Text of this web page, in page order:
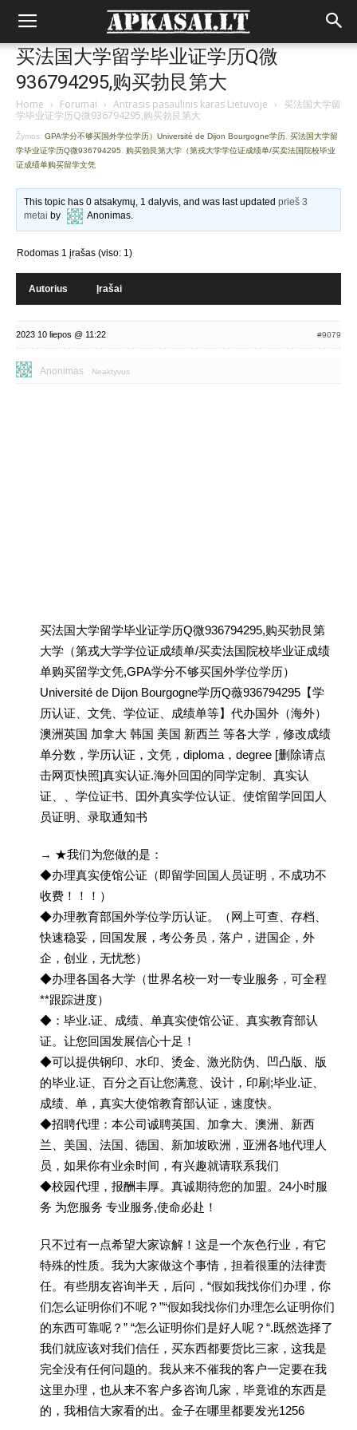
买法国大学留学毕业证学历Q微
936794295,购买勃艮第大
Home › Forumai › Antrasis pasaulinis karas Lietuvoje › 买法国大学留
学毕业证学历Q微936794295,购买勃艮第大
Žymos: GPA学分不够买国外学位学历）Université de Dijon Bourgogne学历 买法国大学留
学毕业证学历Q微936794295
购买勃艮第大学（第戎大学学位证成绩单/买卖法国院校毕业
证成绩单购买留学文凭
This topic has 0 atsakymų, 1 dalyvis, and was last updatedprieš 3
metai by Anonimas.
Rodomas 1 įrašas (viso: 1)
Autorius Įrašai
2023 10 liepos @ 11:22 #9079
Anonimas Neaktyvus
买法国大学留学毕业证学历Q微936794295,购买勃艮第
大学（第戎大学学位证成绩单/买卖法国院校毕业证成绩
单购买留学文凭,GPA学分不够买国外学位学历）
Université de Dijon Bourgogne学历Q薇936794295【学
历认证、文凭、学位证、成绩单等】代办国外（海外）
澳洲英国 加拿大 韩国 美国 新西兰 等各大学，修改成绩
单分数，学历认证，文凭，diploma，degree [删除请点
击网页快照]真实认证.海外回囯的同学定制、真实认
证、、学位证书、囯外真实学位认证、使馆留学回囯人
员证明、录取通知书
→ ★我们为您做的是：
◆办理真实使馆公证（即留学回国人员证明，不成功不
收费！！！）
◆办理教育部国外学位学历认证。（网上可查、存档、
快速稳妥，回国发展，考公务员，落户，进国企，外
企，创业，无忧愁）
◆办理各国各大学（世界名校一对一专业服务，可全程
**跟踪进度）
◆：毕业.证、成绩、单真实使馆公证、真实教育部认
证。让您回国发展信心十足！
◆可以提供钢印、水印、烫金、激光防伪、凹凸版、版
的毕业.证、百分之百让您满意、设计，印刷;毕业.证、
成绩、单，真实大使馆教育部认证，速度快。
◆招聘代理：本公司诚聘英国、加拿大、澳洲、新西
兰、美国、法国、德国、新加坡欧洲，亚洲各地代理人
员，如果你有业余时间，有兴趣就请联系我们
◆校园代理，报酬丰厚。真诚期待您的加盟。24小时服
务 为您服务 专业服务,使命必赴！
只不过有一点希望大家谅解！这是一个灰色行业，有它
特殊的性质。我为大家做这个事情，担着很重的法律责
任。有些朋友咨询半天，后问，“假如我找你们办理，你
们怎么证明你们不呢？”“假如我找你们办理怎么证明你们
的东西可靠呢？” “怎么证明你们是好人呢？“.既然选择了
我们就应该对我们信任，买东西都要货比三家，这我是
完全没有任何问题的。我从来不催我的客户一定要在我
这里办理，也从来不客户多咨询几家，毕竟谁的东西是
的，我相信大家看的出。金子在哪里都要发光1256